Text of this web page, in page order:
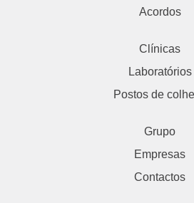
Acordos
Clínicas
Laboratórios
Postos de
Grupo
Empresas
Contactos